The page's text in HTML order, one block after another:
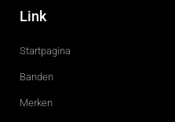
c
e
o
g
r
Link
Startpagina
Banden
Merken